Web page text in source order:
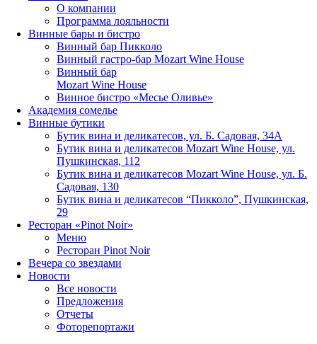
О компании
Программа лояльности
Винные бары и бистро
Винный бар Пикколо
Винный гастро-бар Mozart Wine House
Винный бар
Mozart Wine House
Винное бистро «Месье Оливье»
Академия сомелье
Винные бутики
Бутик вина и деликатесов, ул. Б. Садовая, 34А
Бутик вина и деликатесов Mozart Wine House, ул.
Пушкинская, 112
Бутик вина и деликатесов Mozart Wine House, ул. Б.
Садовая, 130
Бутик вина и деликатесов “Пикколо”, Пушкинская,
29
Ресторан «Pinot Noir»
Меню
Ресторан Pinot Noir
Вечера со звездами
Новости
Все новости
Предложения
Отчеты
Фоторепортажи